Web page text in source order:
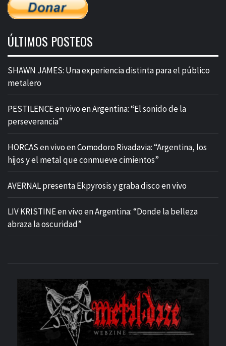
ÚLTIMOS POSTEOS
SHAWN JAMES: Una experiencia distinta para el público
metalero
PESTILENCE en vivo en Argentina: “El sonido de la
perseverancia”
HORCAS en vivo en Comodoro Rivadavia: “Argentina, los
hijos y el metal que conmueve cimientos”
AVERNAL presenta Ekpyrosis y graba disco en vivo
LIV KRISTINE en vivo en Argentina: “Donde la belleza
abraza la oscuridad”